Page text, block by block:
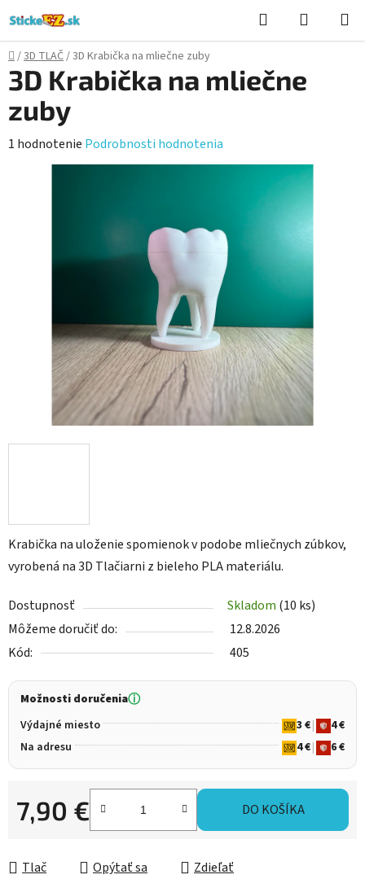
na
obsah
Hľadať
KOŠÍK
Domov
/3D TLAČ/3D Krabička na mliečne zuby
Krabička na uloženie spomienok v podobe mliečnych zúbkov,
vyrobená na 3D Tlačiarni z bieleho PLA materiálu.
Dostupnosť Skladom (10 ks)
Môžeme doručiť do:
12.8.2026
Kód:
405
Možnosti doručeniaⓘ
Výdajné miesto 3 €|
4 €
Na adresu
4 €| 6 €
7,90 €
Jednotková cena:
DO KOŠÍKA
Tlač Opýtať sa Zdieľať
3D Krabička na mliečne
zuby
Priemerné
hodnotenie
1 hodnotenie Podrobnosti hodnotenia